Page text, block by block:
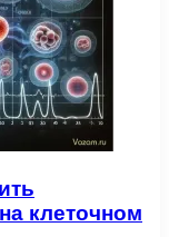
клеточном